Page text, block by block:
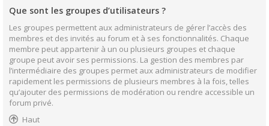
Que sont les groupes d’utilisateurs ?
Les groupes permettent aux administrateurs de gérer l’accès des
membres et des invités au forum et à ses fonctionnalités. Chaque
membre peut appartenir à un ou plusieurs groupes et chaque
groupe peut avoir ses permissions. La gestion des membres par
l’intermédiaire des groupes permet aux administrateurs de modifier
rapidement les permissions de plusieurs membres à la fois, telles
qu’ajouter des permissions de modération ou rendre accessible un
forum privé.
Haut